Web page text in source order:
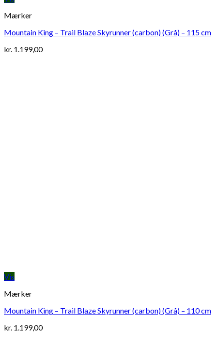
Mærker
Mountain King – Trail Blaze Skyrunner (carbon) (Grå) – 115 cm
kr. 1.199,00
Vis
Mærker
Mountain King – Trail Blaze Skyrunner (carbon) (Grå) – 110 cm
kr. 1.199,00